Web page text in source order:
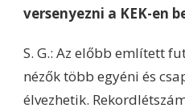
versenyezni a KEK-en
S. G.: Az előbb említett
nézők több egyéni és
élvezhetik.